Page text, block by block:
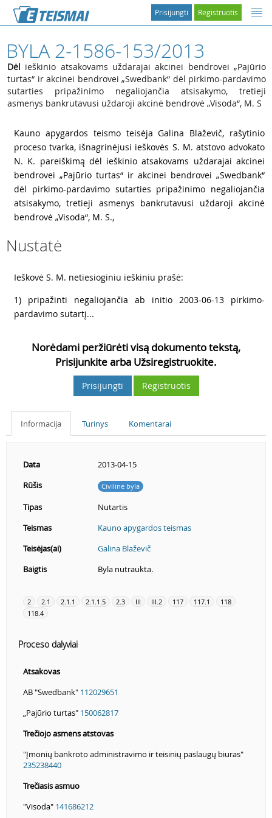
Registruotis
Prisijungti
BYLA 2-1586-153/2013
Dėl ieškinio atsakovams uždarajai akcinei bendrovei „Pajūrio
turtas“ ir akcinei bendrovei „Swedbank“ dėl pirkimo-pardavimo
sutarties pripažinimo negaliojančia atsisakymo, tretieji
asmenys bankrutavusi uždaroji akcinė bendrovė „Visoda“, M. S
Kauno apygardos teismo teisėja Galina Blaževič, rašytinio
proceso tvarka, išnagrinėjusi ieškovės S. M. atstovo advokato
N. K. pareiškimą dėl ieškinio atsakovams uždarajai akcinei
bendrovei „Pajūrio turtas“ ir akcinei bendrovei „Swedbank“
dėl pirkimo-pardavimo sutarties pripažinimo negaliojančia
atsisakymo, tretieji asmenys bankrutavusi uždaroji akcinė
bendrovė „Visoda“, M. S.,
Nustatė
Ieškovė S. M. netiesioginiu ieškiniu prašė:
1) pripažinti negaliojančia ab initio 2003-06-13 pirkimo-
pardavimo sutartį...
Norėdami peržiūrėti visą dokumento tekstą,
Prisijunkite arba Užsiregistruokite.
Prisijungti Registruotis
Informacija Turinys Komentarai
Data
2013-04-15
Rūšis
Civilinė byla
Tipas
Nutartis
Teismas
Kauno apygardos teismas
Teisėjas(ai)
Galina Blaževič
Baigtis
Byla nutraukta.
2 2.1 2.1.1 2.1.1.5 2.3 III III.2 117 117.1
118
118.4
Proceso dalyviai
Atsakovas
AB "Swedbank" 112029651
„Pajūrio turtas" 150062817
Trečiojo asmens atstovas
"Įmonių bankroto administravimo ir teisinių paslaugų biuras"
235238440
Trečiasis asmuo
"Visoda" 141686212